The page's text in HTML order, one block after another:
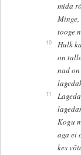
mida
Minge,
tooge
10
Hulk
on
nad
11
Kogu
aga ei
kes